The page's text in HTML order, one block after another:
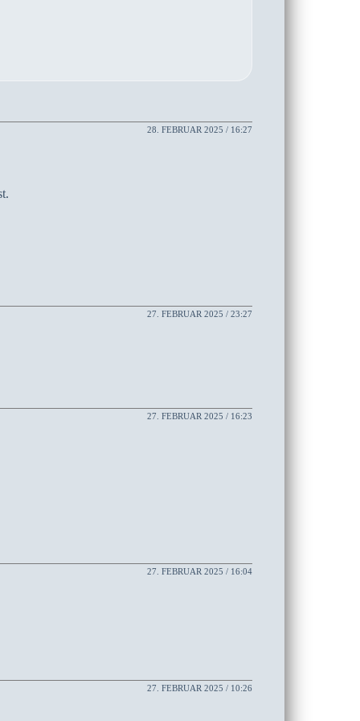
28. FEBRUAR 2025 / 16:27
27. FEBRUAR 2025 / 23:27
27. FEBRUAR 2025 / 16:23
27. FEBRUAR 2025 / 16:04
27. FEBRUAR 2025 / 10:26